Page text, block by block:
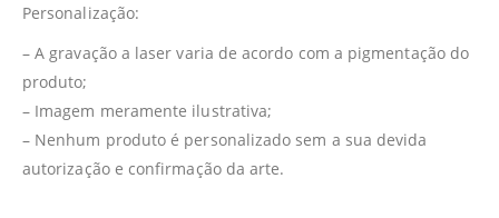
Personalização:
– A gravação a laser varia de acordo com a pigmentação do
produto;
– Imagem meramente ilustrativa;
– Nenhum produto é personalizado sem a sua devida
autorização e confirmação da arte.